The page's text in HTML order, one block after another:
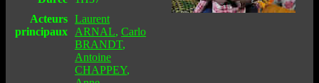
Acteurs
principaux
Laurent
ARNAL, Carlo
BRANDT,
Antoine
CHAPPEY,